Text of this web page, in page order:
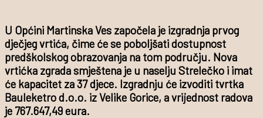
U Općini Martinska Ves započela je izgradnja prvog
dječjeg vrtića, čime će se poboljšati dostupnost
predškolskog obrazovanja na tom području. Nova
vrtićka zgrada smještena je u naselju Strelečko i imat
će kapacitet za 37 djece. Izgradnju će izvoditi tvrtka
Bauleketro d.o.o. iz Velike Gorice, a vrijednost radova
je 767.647,49 eura.